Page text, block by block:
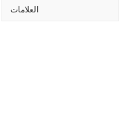
العلامات